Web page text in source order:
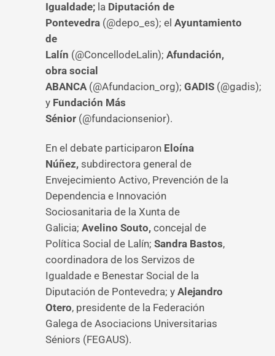
Igualdade; la Diputación de
Pontevedra (@depo_es); el Ayuntamiento
de
Lalín (@ConcellodeLalin); Afundación,
obra social
ABANCA(@Afundacion_org); GADIS (@gadis);
y Fundación Más
Sénior (@fundacionsenior).
En el debate participaron Eloína
Núñez, subdirectora general de
Envejecimiento Activo, Prevención de la
Dependencia e Innovación
Sociosanitaria de la Xunta de
Galicia; Avelino Souto, concejal de
Política Social de Lalín; Sandra Bastos,
coordinadora de los Servizos de
Igualdade e Benestar Social de la
Diputación de Pontevedra; y Alejandro
Otero, presidente de la Federación
Galega de Asociacions Universitarias
Séniors (FEGAUS).